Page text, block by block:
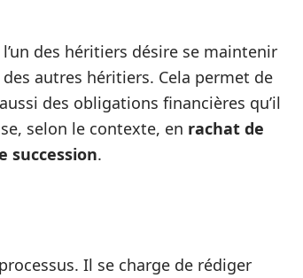
des héritiers désire se maintenir
autres héritiers. Cela permet de
des obligations financières qu’il
selon le contexte, en rachat de
succession.
Il se charge de rédiger